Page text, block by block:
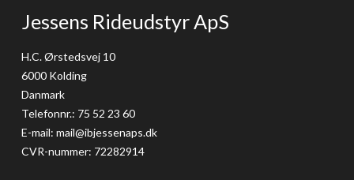
Jessens Rideudstyr ApS
H.C. Ørstedsvej 10
6000 Kolding
Danmark
Telefonnr.: 75 52 23 60
E-mail: mail@ibjessenaps.dk
CVR-nummer: 72282914